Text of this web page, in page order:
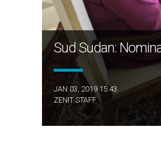
Sud Sudan:
JAN 03, 2019 15:43
ZENIT STAFF